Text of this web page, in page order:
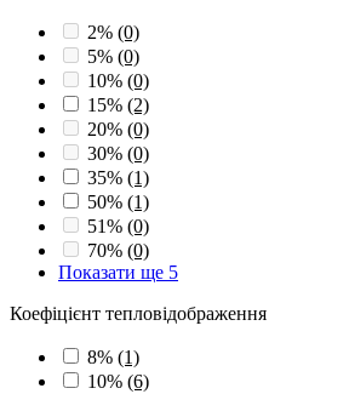
2% (0)
5% (0)
10% (0)
15% (2)
20% (0)
30% (0)
35% (1)
50% (1)
51% (0)
70% (0)
Показати ще 5
Коефіцієнт тепловідображення
8% (1)
10% (6)